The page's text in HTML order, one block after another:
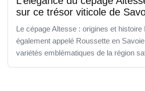
sur ce trésor viticole de
Le cépage Altesse : origines et histoire
également appelé Roussette en
variétés emblématiques de la région